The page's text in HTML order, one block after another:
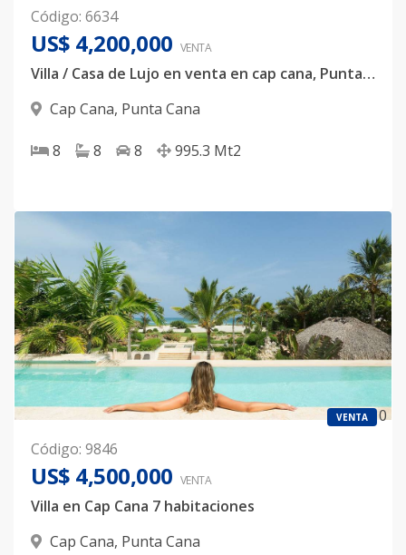
Código: 6634
US$ 4,200,000 VENTA
Villa / Casa de Lujo en venta en cap cana, Punta cana, República Dominicana, con Vista a Campo de Golf, con Vista al mar, cerca de la playa, con piscina, cerca del aeropuerto de Punta cana
Cap Cana, Punta Cana
8 8 8 995.3 Mt2
VENTA
0
Código: 9846
US$ 4,500,000 VENTA
Villa en Cap Cana 7 habitaciones
Cap Cana, Punta Cana